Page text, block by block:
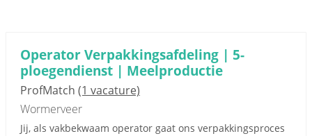
Operator Verpakkingsafdeling | 5-
ploegendienst | Meelproductie
ProfMatch (1 vacature)
Wormerveer
Jij, als vakbekwaam operator gaat ons verpakkingsproces